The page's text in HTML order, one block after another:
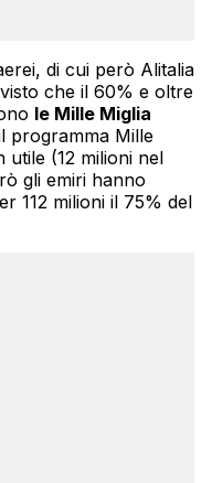
di cui però Alitalia
che il 60% e oltre
le Mille Miglia
programma Mille
utile (12 milioni nel
gli emiri hanno
112 milioni il 75% del